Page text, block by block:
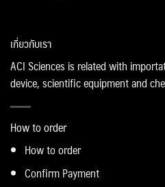
เกี่ยวกับเรา
ACI Sciences is related with
device, scientific equipment and
How to order
How to order
Confirm Payment